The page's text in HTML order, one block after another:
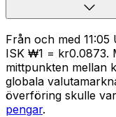
Från och med
ISK ₩1 = kr0.0873.
mittpunkten mellan
globala
överföring skulle
pengar.